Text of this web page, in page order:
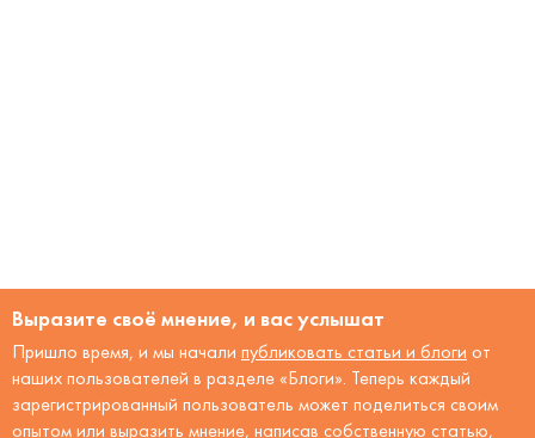
Выразите своё мнение, и вас услышат
Пришло время, и мы начали публиковать статьи и блоги от
наших пользователей в разделе «Блоги». Теперь каждый
зарегистрированный пользователь может поделиться своим
опытом или выразить мнение, написав собственную статью,